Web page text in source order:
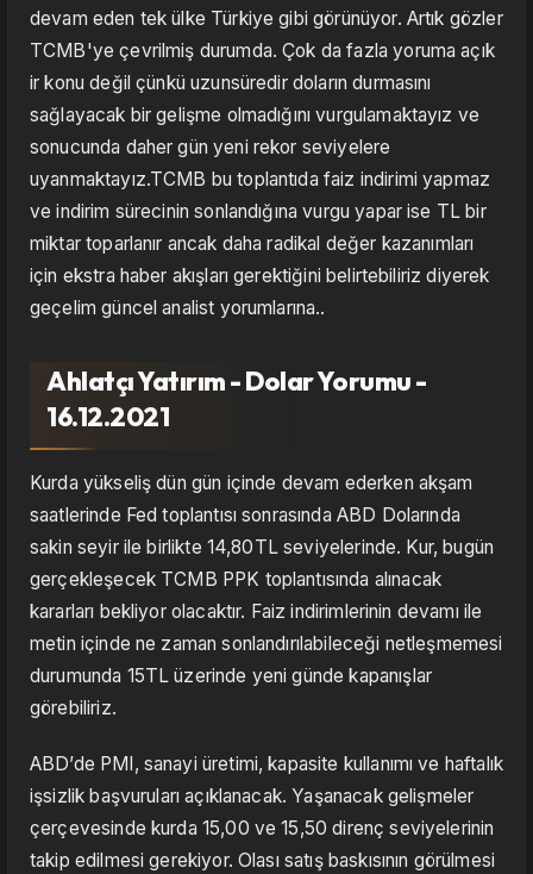
devam eden tek ülke Türkiye gibi görünüyor. Artık gözler
TCMB'ye çevrilmiş durumda. Çok da fazla yoruma açık
ir konu değil çünkü uzunsüredir doların durmasını
sağlayacak bir gelişme olmadığını vurgulamaktayız ve
sonucunda daher gün yeni rekor seviyelere
uyanmaktayız.TCMB bu toplantıda faiz indirimi yapmaz
ve indirim sürecinin sonlandığına vurgu yapar ise TL bir
miktar toparlanır ancak daha radikal değer kazanımları
için ekstra haber akışları gerektiğini belirtebiliriz diyerek
geçelim güncel analist yorumlarına..
Ahlatçı Yatırım - Dolar Yorumu -
16.12.2021
Kurda yükseliş dün gün içinde devam ederken akşam
saatlerinde Fed toplantısı sonrasında ABD Dolarında
sakin seyir ile birlikte 14,80TL seviyelerinde. Kur, bugün
gerçekleşecek TCMB PPK toplantısında alınacak
kararları bekliyor olacaktır. Faiz indirimlerinin devamı ile
metin içinde ne zaman sonlandırılabileceği netleşmemesi
durumunda 15TL üzerinde yeni günde kapanışlar
görebiliriz.
ABD’de PMI, sanayi üretimi, kapasite kullanımı ve haftalık
işsizlik başvuruları açıklanacak. Yaşanacak gelişmeler
çerçevesinde kurda 15,00 ve 15,50 direnç seviyelerinin
takip edilmesi gerekiyor. Olası satış baskısının görülmesi